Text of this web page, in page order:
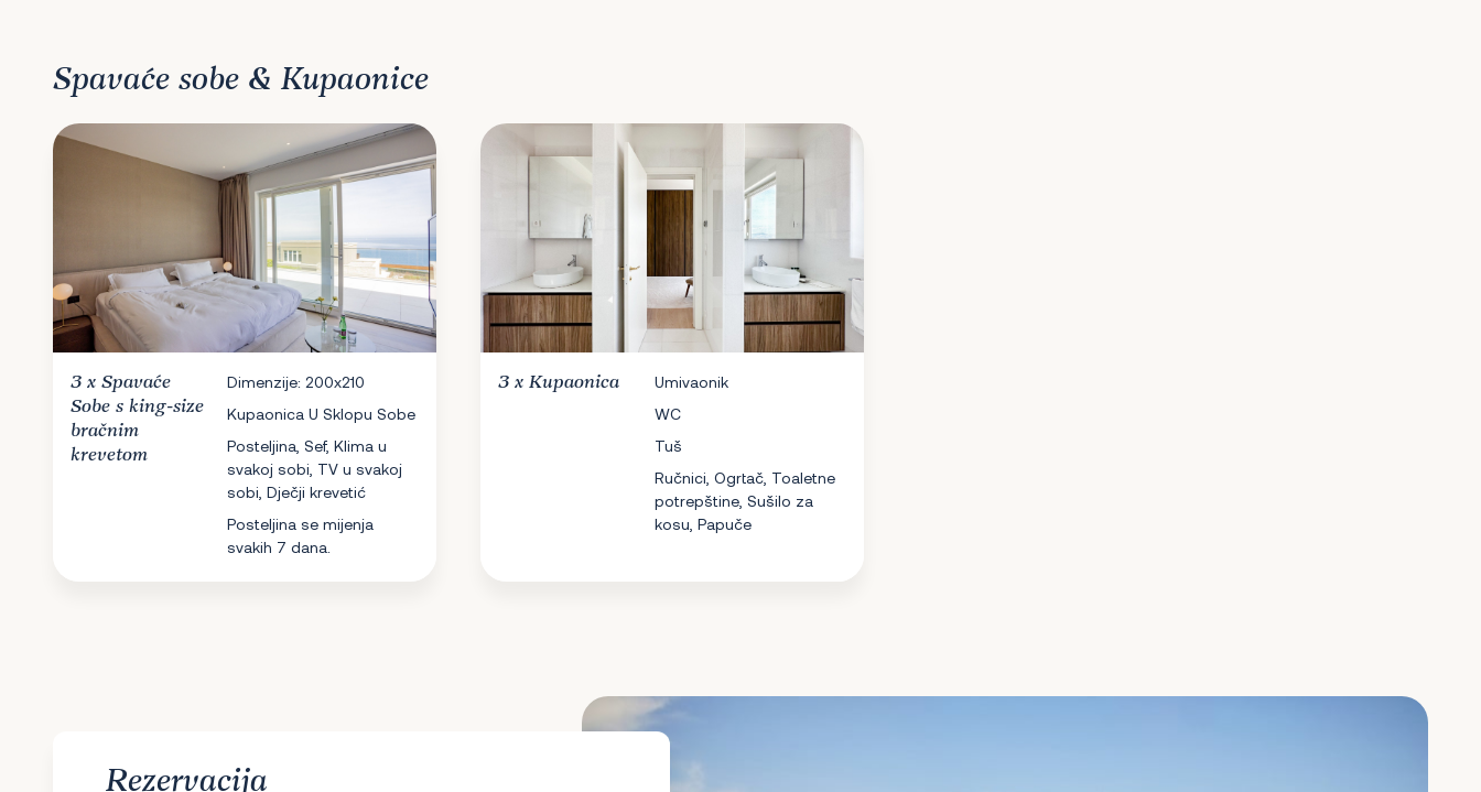
Spavaće sobe & Kupaonice
3 x Spavaće
Sobe s king-size
bračnim
krevetom
Dimenzije: 200x210
Kupaonica U Sklopu Sobe
Posteljina, Sef, Klima u
svakoj sobi, TV u svakoj
sobi, Dječji krevetić
Posteljina se mijenja
svakih 7 dana.
3 x Kupaonica
Umivaonik
WC
Tuš
Ručnici, Ogrtač, Toaletne
potrepštine, Sušilo za
kosu, Papuče
Rezervacija